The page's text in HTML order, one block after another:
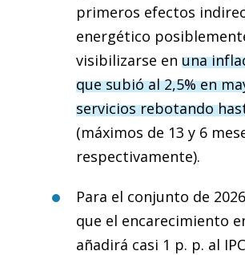
primeros efectos
energético
visibilizarse en una
que subió al 2,5% en
servicios rebotando
(máximos de 13 y 6
respectivamente).
Para el conjunto de
que el encarecimiento
añadirá casi 1 p. p. al